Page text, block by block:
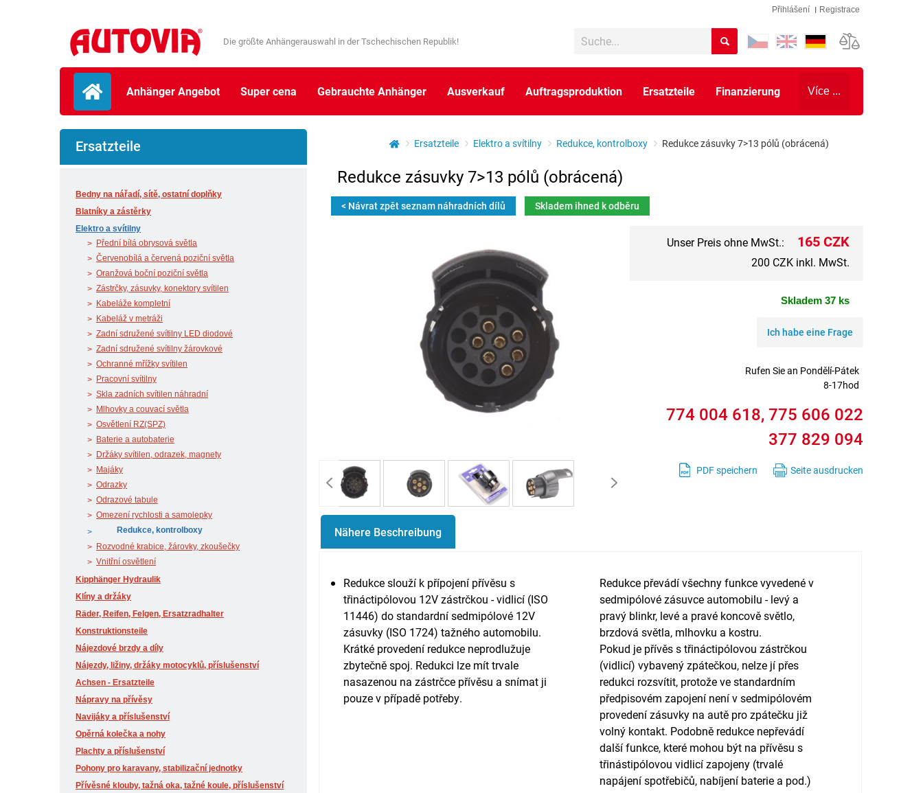
Přihlášení Registrace
Die größte Anhängerauswahl in der Tschechischen Republik!
Anhänger Angebot Super cena Gebrauchte Anhänger Ausverkauf Auftragsproduktion Ersatzteile Finanzierung Více ...
Ersatzteile Elektro a svítilny Redukce, kontrolboxy Redukce zásuvky 7>13 pólů (obrácená)
Ersatzteile
Bedny na nářadí, sítě, ostatní doplňky
Blatníky a zástěrky
Elektro a svítilny
Přední bílá obrysová světla
Červenobílá a červená poziční světla
Oranžová boční poziční světla
Zástrčky, zásuvky, konektory svítilen
Kabeláže kompletní
Kabeláž v metráži
Zadní sdružené svítilny LED diodové
Zadní sdružené svítilny žárovkové
Ochranné mřížky svítilen
Pracovní svítilny
Skla zadních svítilen náhradní
Mlhovky a couvací světla
Osvětlení RZ(SPZ)
Baterie a autobaterie
Držáky svítilen, odrazek, magnety
Majáky
Odrazky
Odrazové tabule
Omezení rychlosti a samolepky
Redukce, kontrolboxy
Rozvodné krabice, žárovky, zkoušečky
Vnitřní osvětlení
Kipphänger Hydraulik
Klíny a držáky
Räder, Reifen, Felgen, Ersatzradhalter
Konstruktionsteile
Nájezdové brzdy a díly
Nájezdy, ližiny, držáky motocyklů, příslušenství
Achsen - Ersatzteile
Nápravy na přívěsy
Navijáky a příslušenství
Opěrná kolečka a nohy
Plachty a příslušenství
Pohony pro karavany, stabilizační jednotky
Přívěsné klouby, tažná oka, tažné koule, příslušenství
Redukce zásuvky 7>13 pólů (obrácená)
< Návrat zpět seznam náhradních dílů Skladem ihned k odběru
Unser Preis ohne MwSt.: 165 CZK
200 CZK inkl. MwSt.
Skladem 37 ks
Ich habe eine Frage
Rufen Sie an Pondělí-Pátek
8-17hod
774 004 618, 775 606 022
377 829 094
PDF speichern Seite ausdrucken
Nähere Beschreibung
Redukce slouží k přípojení přívěsu s
třináctipólovou 12V zástrčkou - vidlicí (ISO
11446) do standardní sedmipólové 12V
zásuvky (ISO 1724) tažného automobilu.
Krátké provedení redukce neprodlužuje
zbytečně spoj. Redukci lze mít trvale
nasazenou na zástrčce přívěsu a snímat ji
pouze v případě potřeby.
Redukce převádí všechny funkce vyvedené v
sedmipólové zásuvce automobilu - levý a
pravý blinkr, levé a pravé koncově světlo,
brzdová světla, mlhovku a kostru.
Pokud je přívěs s třináctipólovou zástrčkou
(vidlicí) vybavený zpátečkou, nelze jí přes
redukci rozsvítit, protože ve standardním
předpisovém zapojení není v sedmipólovém
provedení zásuvky na autě pro zpátečku již
volný kontakt. Podobně redukce nepřevádí
další funkce, které mohou být na přívěsu s
třinástipólovou vidlicí zapojeny (trvalé
napájení spotřebičů, nabíjení baterie a pod.)